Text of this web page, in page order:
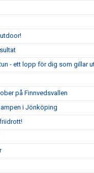
- ett lopp för dig som gillar
på Finnvedsvallen
i Jönköping